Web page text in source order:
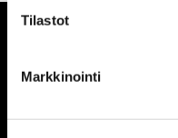
Tilastot
Markkinointi